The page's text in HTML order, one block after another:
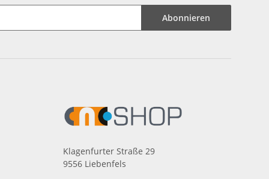
Abonnieren
Klagenfurter Straße 29
9556 Liebenfels